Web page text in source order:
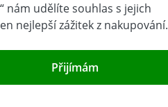
nám udělíte souhlas s jejich
nejlepší zážitek z nakupování.
Přijímám